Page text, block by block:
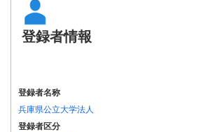
登録者情報
登録者名称
兵庫県公立大学法人
登録者区分